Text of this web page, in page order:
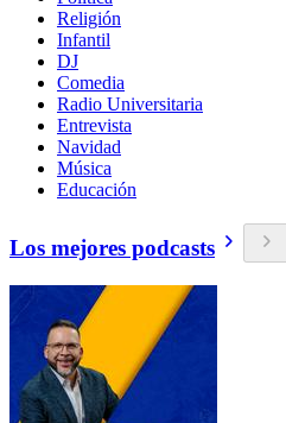
Religión
Infantil
DJ
Comedia
Radio Universitaria
Entrevista
Navidad
Música
Educación
Los mejores podcasts